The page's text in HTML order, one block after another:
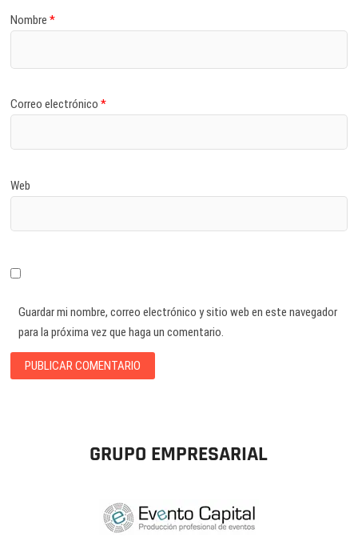
Nombre*
Correo electrónico*
Web
Guardar mi nombre, correo electrónico y sitio web en este navegador
para la próxima vez que haga un comentario.
GRUPO EMPRESARIAL